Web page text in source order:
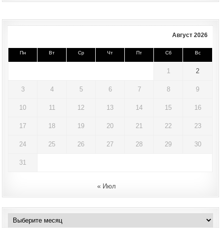
Август 2026
Пн Вт Ср Чт Пт Сб Вс
1 2
3 4 5 6 7 8 9
10 11 12 13 14 15 16
17 18 19 20 21 22 23
24 25 26 27 28 29 30
31
« Июл
Архивы